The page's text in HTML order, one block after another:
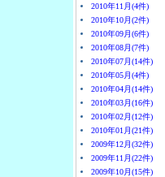
2010年11月(4件)
2010年10月(2件)
2010年09月(6件)
2010年08月(7件)
2010年07月(14件)
2010年05月(4件)
2010年04月(14件)
2010年03月(16件)
2010年02月(12件)
2010年01月(21件)
2009年12月(32件)
2009年11月(22件)
2009年10月(15件)